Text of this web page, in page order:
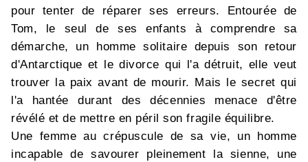
pour tenter de réparer ses erreurs. Entourée de
Tom, le seul de ses enfants à comprendre sa
démarche, un homme solitaire depuis son retour
d'Antarctique et le divorce qui l'a détruit, elle veut
trouver la paix avant de mourir. Mais le secret qui
l'a hantée durant des décennies menace d'être
révélé et de mettre en péril son fragile équilibre.
Une femme au crépuscule de sa vie, un homme
incapable de savourer pleinement la sienne, une